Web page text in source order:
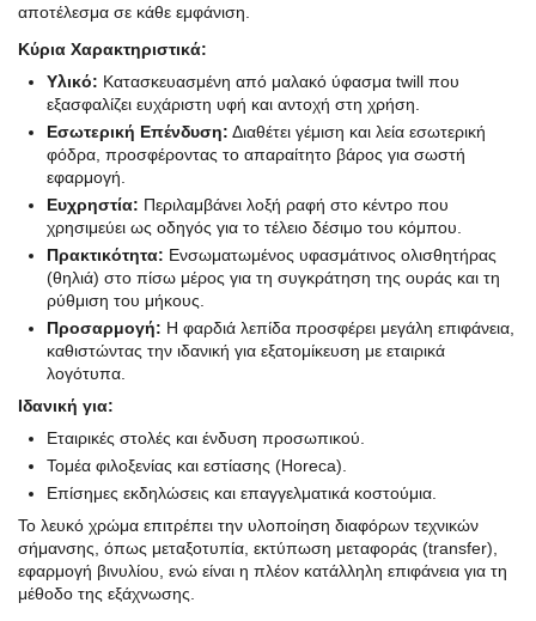
αποτέλεσμα σε κάθε εμφάνιση.
Κύρια Χαρακτηριστικά:
Υλικό: Κατασκευασμένη από μαλακό ύφασμα twill που
εξασφαλίζει ευχάριστη υφή και αντοχή στη χρήση.
Εσωτερική Επένδυση: Διαθέτει γέμιση και λεία εσωτερική
φόδρα, προσφέροντας το απαραίτητο βάρος για σωστή
εφαρμογή.
Ευχρηστία: Περιλαμβάνει λοξή ραφή στο κέντρο που
χρησιμεύει ως οδηγός για το τέλειο δέσιμο του κόμπου.
Πρακτικότητα: Ενσωματωμένος υφασμάτινος ολισθητήρας
(θηλιά) στο πίσω μέρος για τη συγκράτηση της ουράς και τη
ρύθμιση του μήκους.
Προσαρμογή: Η φαρδιά λεπίδα προσφέρει μεγάλη επιφάνεια,
καθιστώντας την ιδανική για εξατομίκευση με εταιρικά
λογότυπα.
Ιδανική για:
Εταιρικές στολές και ένδυση προσωπικού.
Τομέα φιλοξενίας και εστίασης (Horeca).
Επίσημες εκδηλώσεις και επαγγελματικά κοστούμια.
Το λευκό χρώμα επιτρέπει την υλοποίηση διαφόρων τεχνικών
σήμανσης, όπως μεταξοτυπία, εκτύπωση μεταφοράς (transfer),
εφαρμογή βινυλίου, ενώ είναι η πλέον κατάλληλη επιφάνεια για τη
μέθοδο της εξάχνωσης.